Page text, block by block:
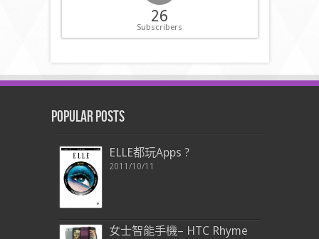
26
Subscribers
Popular Posts
ELLE都玩Apps ?
2011/10/11
女士智能手機– HTC Rhyme